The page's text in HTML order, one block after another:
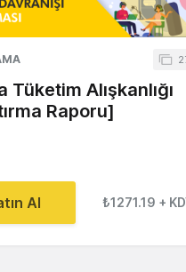
Tüketim Alışkanlığı
Raporu]
Al ₺1271.19 +